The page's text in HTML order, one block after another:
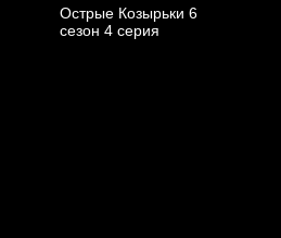
Острые Козырьки 6
cезон 4 cерия